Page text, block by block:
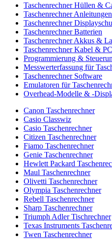
Taschenrechner Hüllen &
Taschenrechner Anleitungen
Taschenrechner
Taschenrechner Batterien
Taschenrechner Akkus &
Taschenrechner Kabel &
Programmierung &
Messwerterfassung für
Taschenrechner Software
Emulatoren für
Overhead-Modelle & -
Canon Taschenrechner
Casio Classwiz
Casio Taschenrechner
Citizen Taschenrechner
Fiamo Taschenrechner
Genie Taschenrechner
Hewlett Packard
Maul Taschenrechner
Olivetti Taschenrechner
Olympia Taschenrechner
Rebell Taschenrechner
Sharp Taschenrechner
Triumph Adler Tischrechner
Texas Instruments
Twen Taschenrechner